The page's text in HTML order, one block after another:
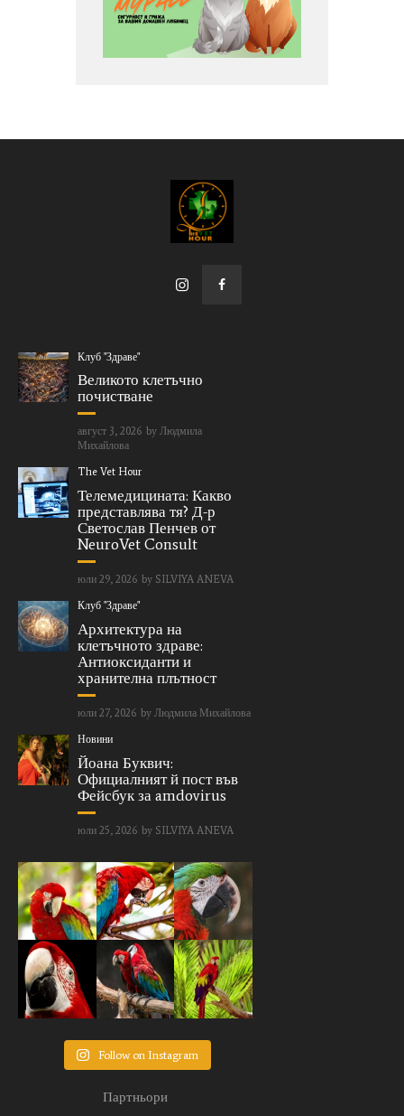
Клуб "Здраве"
Великото клетъчно
почистване
август 3, 2026 by Людмила
Михайлова
The Vet Hour
Телемедицината: Какво
представлява тя? Д-р
Светослав Пенчев от
NeuroVet Consult
юли 29, 2026 by SILVIYA ANEVA
Клуб "Здраве"
Архитектура на
клетъчното здраве:
Антиоксиданти и
хранителна плътност
юли 27, 2026 by Людмила Михайлова
Новини
Йоана Буквич:
Официалният й пост във
Фейсбук за amdovirus
юли 25, 2026 by SILVIYA ANEVA
Follow on Instagram
Партньори